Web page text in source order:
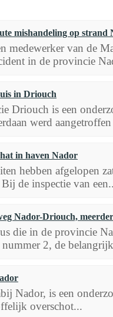
mishandeling op strand
medewerker van de
in de provincie
in Driouch
Driouch is een
werd
in haven Nador
hebben afgelopen
de inspectie van
Nador-Driouch,
die in de provincie
2, de
Nador, is een
overschot...